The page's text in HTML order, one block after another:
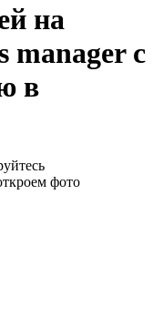
на
manager с
в
фото